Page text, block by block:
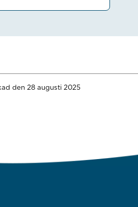
den 28 augusti 2025